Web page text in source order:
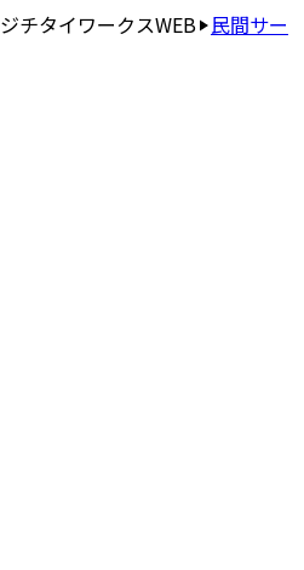
ジチタイワークスWEB 民間サー